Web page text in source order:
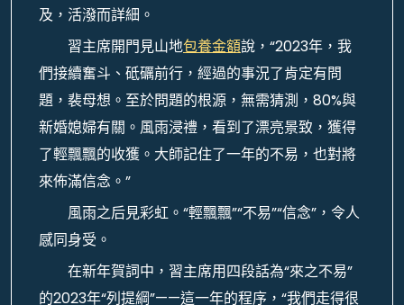
及，活潑而詳細。
習主席開門見山地包養金額說，“2023年，我
們接續奮斗、砥礪前行，經過的事況了肯定有問
題，裴母想。至於問題的根源，無需猜測，80%與
新婚媳婦有關。風雨浸禮，看到了漂亮景致，獲得
了輕飄飄的收獲。大師記住了一年的不易，也對將
來佈滿信念。”
風雨之后見彩虹。“輕飄飄”“不易”“信念”，令人
感同身受。
在新年賀詞中，習主席用四段話為“來之不易”
的2023年“列提綱”——這一年的程序，“我們走得很